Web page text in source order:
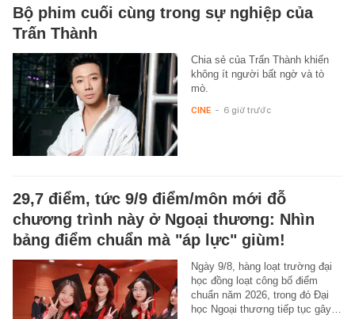
Bộ phim cuối cùng trong sự nghiệp của
Trấn Thành
Chia sẻ của Trấn Thành khiến
không ít người bất ngờ và tò
mò.
CINE - 6 giờ trước
29,7 điểm, tức 9/9 điểm/môn mới đỗ
chương trình này ở Ngoại thương: Nhìn
bảng điểm chuẩn mà "áp lực" giùm!
Ngày 9/8, hàng loạt trường đại
học đồng loạt công bố điểm
chuẩn năm 2026, trong đó Đại
học Ngoại thương tiếp tục gây…